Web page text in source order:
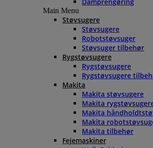
Main Menu
Støvsugere
Støvsugere
Robotstøvsuger
Støvsuger tilbehør
Rygstøvsugere
Rygstøvsugere
Rygstøvsugere
Makita
Makita støvsugere
Makita
Makita
Makita
Makita tilbehør
Fejemaskiner